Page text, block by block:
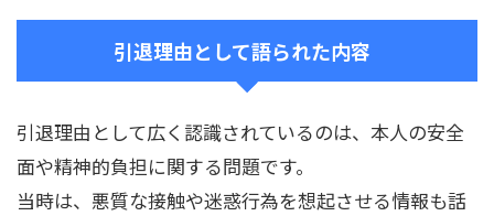
引退理由として語られた内容
引退理由として広く認識されているのは、本人の安全
面や精神的負担に関する問題です。
当時は、悪質な接触や迷惑行為を想起させる情報も話